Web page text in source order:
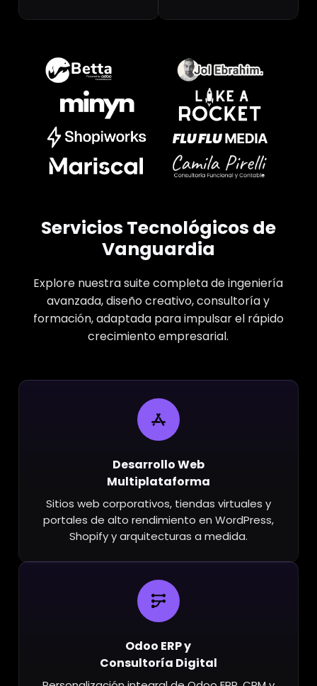
Servicios Tecnológicos de
Vanguardia
Explore nuestra suite completa de ingeniería
avanzada, diseño creativo, consultoría y
formación, adaptada para impulsar el rápido
crecimiento empresarial.
Desarrollo Web
Multiplataforma
Sitios web corporativos, tiendas virtuales y
portales de alto rendimiento en WordPress,
Shopify y arquitecturas a medida.
Odoo ERP y
Consultoría Digital